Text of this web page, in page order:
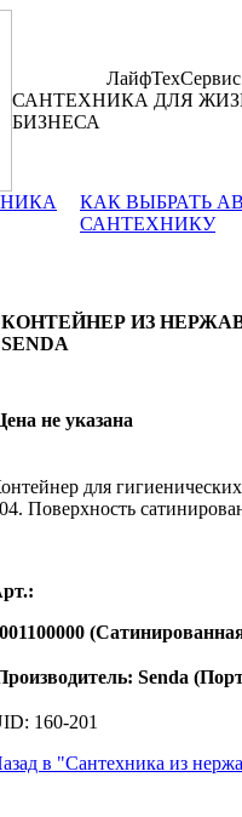
ЛайфТехСервис
САНТЕХНИКА ДЛЯ
БИЗНЕСА
КАК ВЫБРАТЬ
САНТЕХНИКУ
КОНТЕЙНЕР ИЗ
SENDA
не указана
для
Поверхность
Senda
160-201
в "Сантехника из